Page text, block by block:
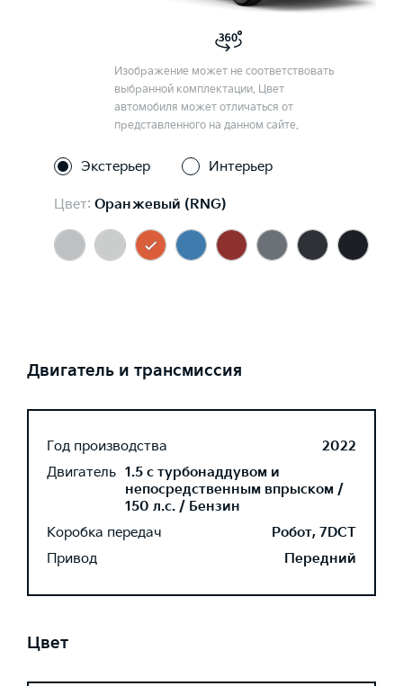
Изображение может не соответствовать
выбранной комплектации. Цвет
автомобиля может отличаться от
представленного на данном сайте.
Экстерьер Интерьер
Цвет: Оранжевый (RNG)
Двигатель и трансмиссия
Год производства
2022
Двигатель 1.5 с турбонаддувом и
непосредственным впрыском /
150 л.с. / Бензин
Коробка передач
Робот, 7DCT
Привод
Передний
Цвет